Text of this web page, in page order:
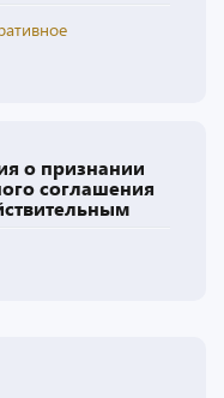
о признании
соглашения